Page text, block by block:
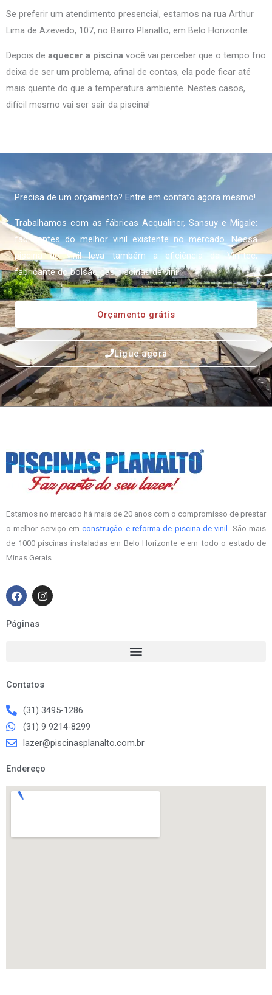
Se preferir um atendimento presencial, estamos na rua Arthur
Lima de Azevedo, 107, no Bairro Planalto, em Belo Horizonte.
Depois de aquecer a piscina você vai perceber que o tempo frio
deixa de ser um problema, afinal de contas, ela pode ficar até
mais quente do que a temperatura ambiente. Nestes casos,
difícil mesmo vai ser sair da piscina!
Precisa de um orçamento? Entre em contato agora mesmo!
Trabalhamos com as fábricas Acqualiner, Sansuy e Migale:
fabricantes do melhor vinil existente no mercado. Nossa
piscina de vinil leva também a eficiência da Viniltec,
fabricante do bolsão das piscinas de vinil.
Orçamento grátis
Ligue agora
Estamos no mercado há mais de 20 anos com o compromisso de prestar
o melhor serviço emconstrução e reforma de piscina de vinil . São mais
de 1000 piscinas instaladas em Belo Horizonte e em todo o estado de
Minas Gerais.
F
a
e
b
I
n
Páginas
Contatos
(31) 3495-1286
(31) 9 9214-8299
lazer@piscinasplanalto.com.br
Endereço